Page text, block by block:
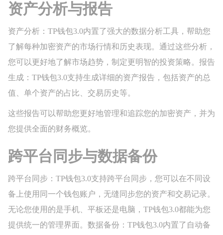
资产分析与报告
资产分析：TP钱包3.0内置了强大的数据分析工具，帮助您
了解每种加密资产的市场行情和历史表现。通过这些分析，
您可以更好地了解市场趋势，制定更明智的投资策略。报告
生成：TP钱包3.0支持生成详细的资产报告，包括资产的总
值、单个资产的占比、交易历史等。
这些报告可以帮助您更好地管理和追踪您的加密资产，并为
您提供全面的财务概览。
跨平台同步与数据备份
跨平台同步：TP钱包3.0支持跨平台同步，您可以在不同设
备上使用同一个钱包账户，无缝同步您的资产和交易记录。
无论您使用的是手机、平板还是电脑，TP钱包3.0都能为您
提供统一的管理界面。数据备份：TP钱包3.0内置了自动备